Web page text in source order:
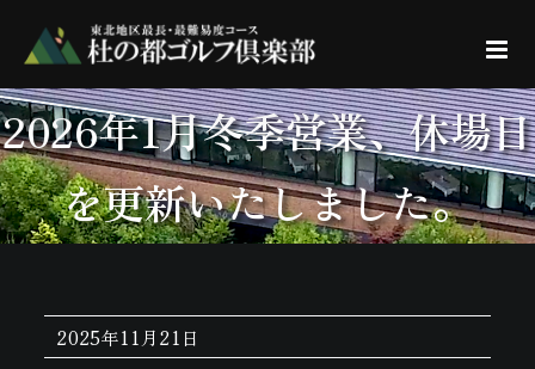
2026年1月冬季営業、休場日
を更新いたしました。
2025年11月21日